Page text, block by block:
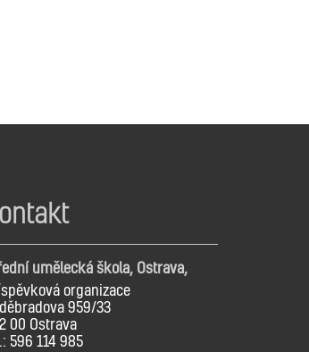
umělecká škola, Ostrava,
organizace
959/33
00 Ostrava
596 114 985